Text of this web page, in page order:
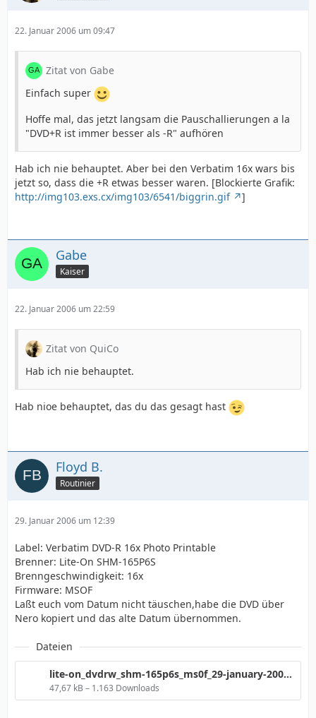
22. Januar 2006 um 09:47
Zitat von Gabe
Einfach super
Hoffe mal, das jetzt langsam die Pauschallierungen a la
"DVD+R ist immer besser als -R" aufhören
Hab ich nie behauptet. Aber bei den Verbatim 16x wars bis
jetzt so, dass die +R etwas besser waren. [Blockierte Grafik:
http://img103.exs.cx/img103/6541/biggrin.gif
]
Gabe
Kaiser
22. Januar 2006 um 22:59
Zitat von QuiCo
Hab ich nie behauptet.
Hab nioe behauptet, das du das gesagt hast
Floyd B.
Routinier
29. Januar 2006 um 12:39
Label: Verbatim DVD-R 16x Photo Printable
Brenner: Lite-On SHM-165P6S
Brenngeschwindigkeit: 16x
Firmware: MSOF
Laßt euch vom Datum nicht täuschen,habe die DVD über
Nero kopiert und das alte Datum übernommen.
Dateien
lite-on_dvdrw_shm-165p6s_ms0f_29-january-2006_12_20_197.png
47,67 kB – 1.163 Downloads